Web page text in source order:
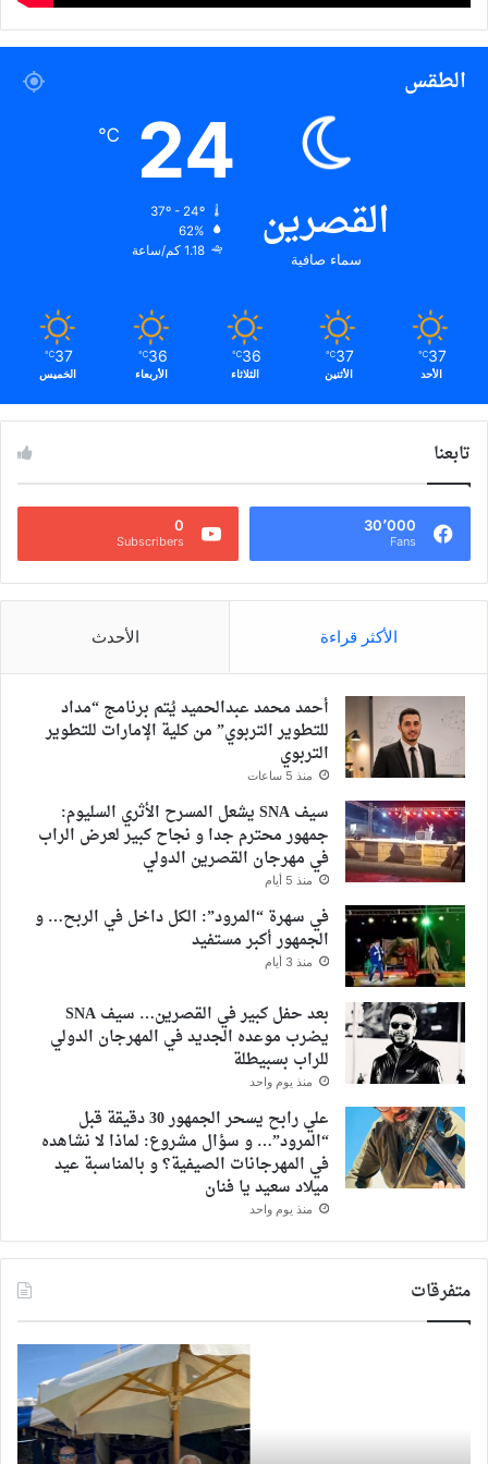
الطقس
القصرين
سماء صافية
24
℃
62%
1.18 كم/ساعة
37
℃
الأحد
37
℃
الأثنين
36
℃
الثلاثاء
36
℃
الأربعاء
37
℃
الخميس
تابعنا
30٬000
Fans
0
Subscribers
الأكثر قراءة الأحدث
أحمد محمد عبدالحميد يُتم برنامج “مداد
للتطوير التربوي” من كلية الإمارات للتطوير
التربوي
منذ 5 ساعات
سيف SNA يشعل المسرح الأثري السليوم:
جمهور محترم جدا و نجاح كبير لعرض الراب
في مهرجان القصرين الدولي
منذ 5 أيام
في سهرة “المرود”: الكل داخل في الربح… و
الجمهور أكبر مستفيد
منذ 3 أيام
بعد حفل كبير في القصرين… سيف SNA
يضرب موعده الجديد في المهرجان الدولي
للراب بسبيطلة
منذ يوم واحد
علي رابح يسحر الجمهور 30 دقيقة قبل
“المرود”… و سؤال مشروع: لماذا لا نشاهده
في المهرجانات الصيفية؟ و بالمناسبة عيد
ميلاد سعيد يا فنان
منذ يوم واحد
متفرقات